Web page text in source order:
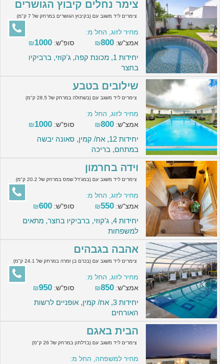
צימר נחלים קיבוץ הגושרים
צימרים ליד משגב עם (בקיבוץ הגושרים במרחק של 7 ק"מ)
מחיר לזוג, החל מ:
אמצ"ש:
₪800 סופ"ש: ₪1000
יחידות 1, מכונת קפה, ג'קוזי, ברביקיו
בחצר
שילובים בטבע
צימרים ליד משגב עם (בשתולה במרחק של 28.5 ק"מ)
מחיר לזוג, החל מ:
אמצ"ש:
₪800 סופ"ש: ₪1000
יחידות 12, אח/ קמין, סאונה יבשה
במתחם, בריכה
וידה בחרמון
צימרים ליד משגב עם (במג'דל שמס במרחק של 20.2 ק"מ)
מחיר לזוג, החל מ:
אמצ"ש:
₪550 סופ"ש: ₪600
יחידות 4, ג'קוזי, ברביקיו בחצר, מתאים
למשפחות
אהבה בגבהים
צימרים ליד משגב עם (בכרם בן זמרה במרחק של 24.1 ק"מ)
מחיר לזוג, החל מ:
אמצ"ש:
₪850 סופ"ש: ₪950
יחידות 3, אח/ קמין, אופניים לרשות
האורחים
הבית באגם
צימרים ליד משגב עם (בדלתון במרחק של 26 ק"מ)
מחיר למשפחה, החל מ: